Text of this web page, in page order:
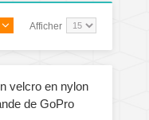
Afficher
velcro en nylon
de GoPro